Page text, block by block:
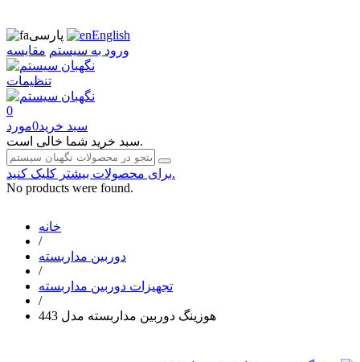
پارسی
English
ورود به سیستم مقایسه
تنظیمات
0
سبد خرید0مورد
سبد خرید شما خالی است.
برای محصولات بیشتر کلیک کنید.
No products were found.
خانه
/
دوربین مداربسته
/
تجهیزات دوربین مداربسته
/
هوزینگ دوربین مداربسته مدل 443